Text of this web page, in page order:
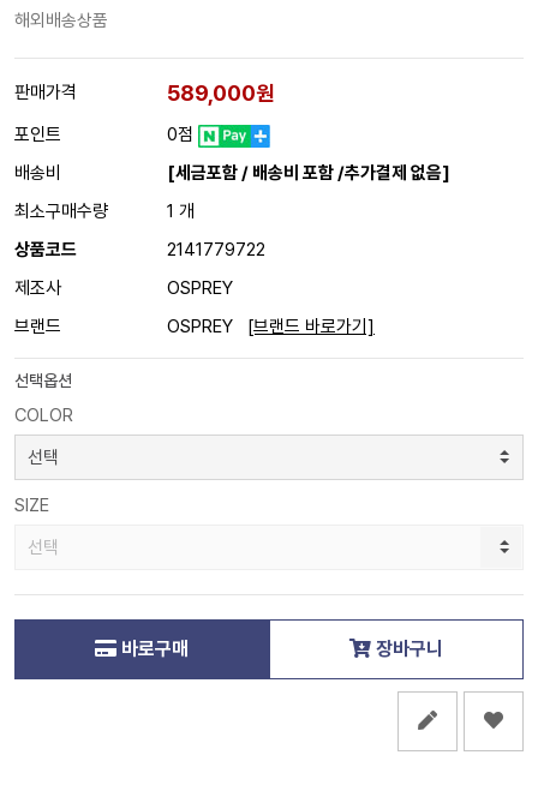
해외배송상품
판매가격 589,000원
포인트
0점
배송비
[세금포함 / 배송비 포함 /추가결제 없음]
최소구매수량
1 개
상품코드
2141779722
제조사
OSPREY
브랜드
OSPREY [브랜드 바로가기]
선택옵션
COLOR
SIZE
바로구매 장바구니